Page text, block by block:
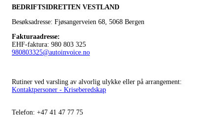
BEDRIFTSIDRETTEN VESTLAND
Besøksadresse: Fjøsangerveien 68, 5068 Bergen
Fakturaadresse:
EHF-faktura: 980 803 325
980803325@autoinvoice.no
Rutiner ved varsling av alvorlig ulykke eller på arrangement:
Kontaktpersoner - Kriseberedskap
Telefon: +47 41 47 77 75